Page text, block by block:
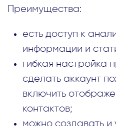
Преимущества:
есть доступ к
информации и
гибкая настройка
сделать аккаунт
включить
контактов;
можно создавать и